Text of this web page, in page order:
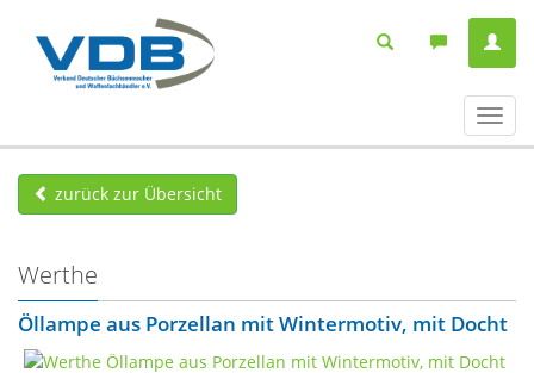
ein-/
zurück zur Übersicht
Werthe
Öllampe aus Porzellan mit Wintermotiv, mit Docht